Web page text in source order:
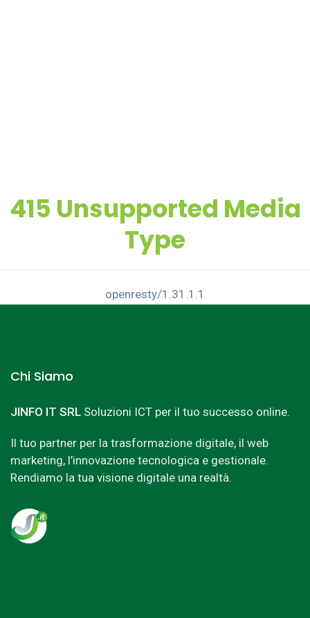
415 Unsupported Media
Type
openresty/1.31.1.1
Chi Siamo
JINFO IT SRL Soluzioni ICT per il tuo successo online.
Il tuo partner per la trasformazione digitale, il web
marketing, l’innovazione tecnologica e gestionale.
Rendiamo la tua visione digitale una realtà.